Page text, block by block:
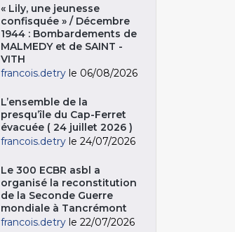
« Lily, une jeunesse
confisquée » / Décembre
1944 : Bombardements de
MALMEDY et de SAINT -
VITH
francois.detry le 06/08/2026
L’ensemble de la
presqu’île du Cap-Ferret
évacuée ( 24 juillet 2026 )
francois.detry le 24/07/2026
Le 300 ECBR asbl a
organisé la reconstitution
de la Seconde Guerre
mondiale à Tancrémont
francois.detry le 22/07/2026